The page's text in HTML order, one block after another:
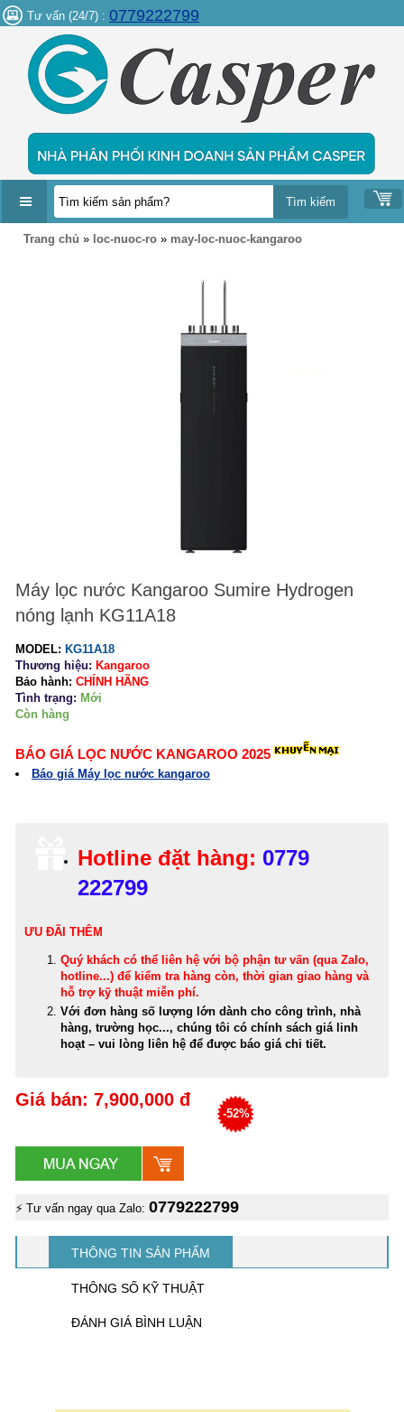
Tư vấn (24/7) : 0779222799
DANH
Trang chủ » loc-nuoc-ro » may-loc-nuoc-kangaroo
Máy lọc nước Kangaroo Sumire Hydrogen
nóng lạnh KG11A18
MODEL: KG11A18
Thương hiệu: Kangaroo
Bảo hành: CHÍNH HÃNG
Tình trạng: Mới
Còn hàng
BÁO GIÁ LỌC NƯỚC KANGAROO 2025
Báo giá Máy lọc nước kangaroo
Hotline đặt hàng: 0779
222799
ƯU ĐÃI THÊM
Quý khách có thể liên hệ với bộ phận tư vấn (qua Zalo,
hotline...) để kiểm tra hàng còn, thời gian giao hàng và
hỗ trợ kỹ thuật miễn phí.
Với đơn hàng số lượng lớn dành cho công trình, nhà
hàng, trường học..., chúng tôi có chính sách giá linh
hoạt – vui lòng liên hệ để được báo giá chi tiết.
Giá bán: 7,900,000 đ
-52%
⚡ Tư vấn ngay qua Zalo: 0779222799
THÔNG TIN SẢN PHẨM
THÔNG SỐ KỸ THUẬT
ĐÁNH GIÁ BÌNH LUẬN